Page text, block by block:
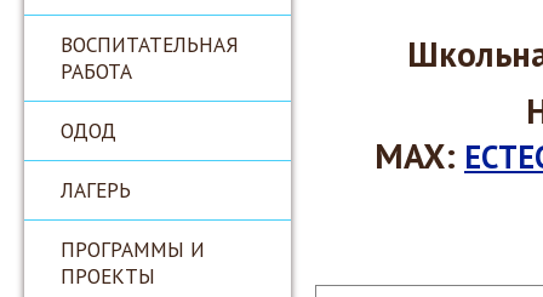
ВОСПИТАТЕЛЬНАЯ
РАБОТА
ОДОД
ЛАГЕРЬ
ПРОГРАММЫ И
ПРОЕКТЫ
MAX: